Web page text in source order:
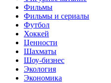
Фильмы
Фильмы и сериалы
Футбол
Хоккей
Ценности
Шахматы
Шоу-бизнес
Экология
Экономика